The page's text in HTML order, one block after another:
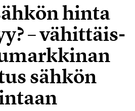
hinta
– vähittäis-
sähkön